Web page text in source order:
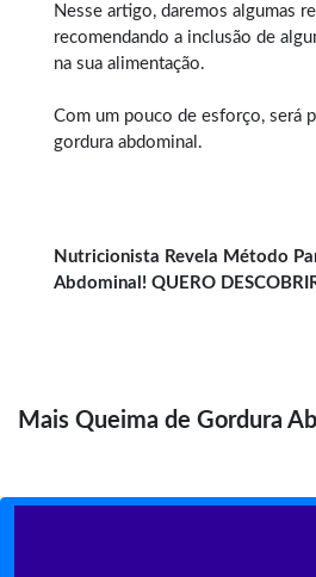
Nesse artigo, daremos algumas
recomendando a inclusão de
na sua alimentação.
Com um pouco de esforço, será
gordura abdominal.
Nutricionista Revela Método
Abdominal! QUERO
Mais Queima de Gordura